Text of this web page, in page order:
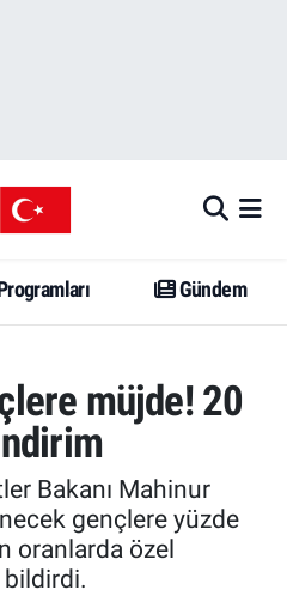
Gündem
müjde! 20
Bakanı Mahinur
gençlere yüzde
oranlarda özel
bildirdi.